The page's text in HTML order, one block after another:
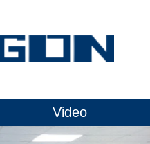
Video